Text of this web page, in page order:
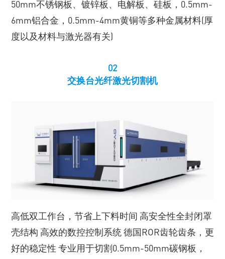
50mm不锈钢板、镀锌板、电解板、硅板，0.5mm-
6mm铝合金，0.5mm-4mm黄铜等多种金属材料(厚
度以及材料与激光器有关)
02
交换台光纤激光切割机
高低双工作台，节省上下料时间 高安全性全封闭罩
壳结构 高效的数控控制系统 德国ROR齿轮齿条，更
好的稳定性 专业用于切割0.5mm-50mm碳钢板，